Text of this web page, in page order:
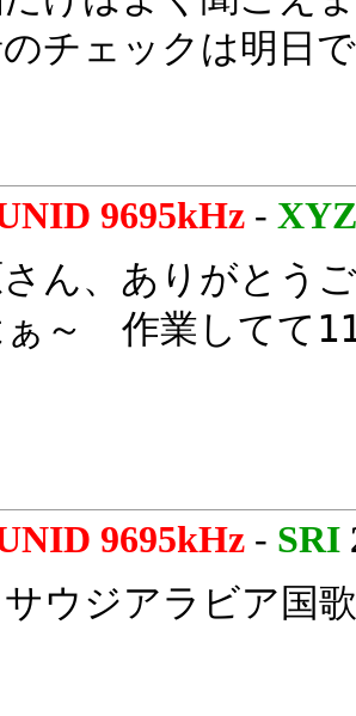
チェックは明日
9695kHz- XYZ
さん、ありがとう
ぁ～　作業してて
9695kHz- SRI
ウジアラビア国